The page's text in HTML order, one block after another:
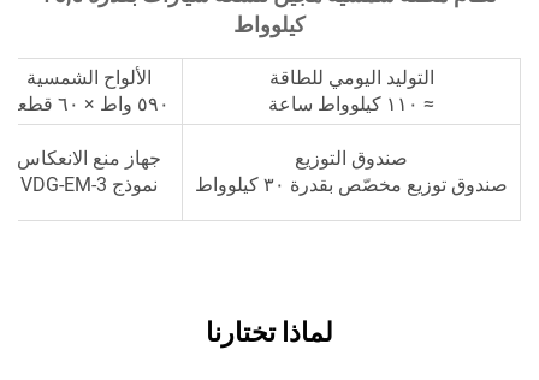
كيلوواط
التوليد اليومي للطاقة
الألواح الشمسية
صندوق التوزيع
صندوق توزيع مخصّص بقدرة ٣٠ كيلوواط
جهاز منع الانعكاس
نموذج VDG-EM-3
لماذا تختارنا